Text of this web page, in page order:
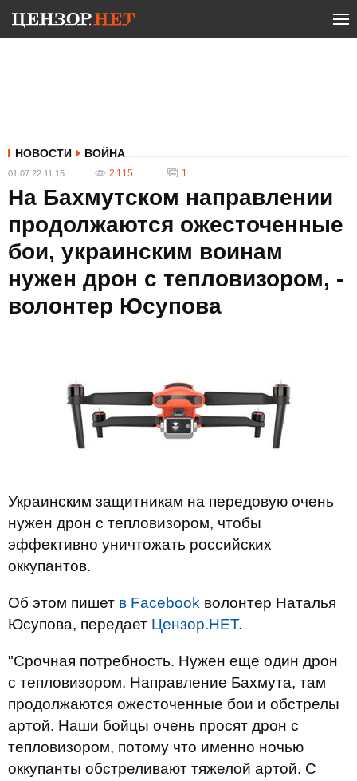
НОВОСТИ ВОЙНА
01.07.22 11:15 2 115 1
На Бахмутском направлении
продолжаются ожесточенные
бои, украинским воинам
нужен дрон с тепловизором, -
волонтер Юсупова
Украинским защитникам на передовую очень
нужен дрон с тепловизором, чтобы
эффективно уничтожать российских
оккупантов.
Об этом пишет в Facebook волонтер Наталья
Юсупова, передает Цензор.НЕТ.
"Срочная потребность. Нужен еще один дрон
с тепловизором. Направление Бахмута, там
продолжаются ожесточенные бои и обстрелы
артой. Наши бойцы очень просят дрон с
тепловизором, потому что именно ночью
оккупанты обстреливают тяжелой артой. С